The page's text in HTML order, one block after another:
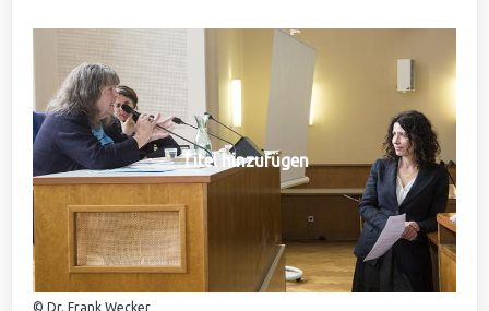
Titel hinzufügen
© Dr. Frank Wecker